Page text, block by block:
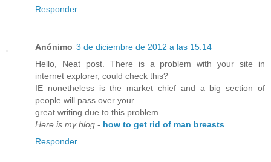
Responder
Anónimo 3 de diciembre de 2012 a las 15:14
Hello, Neat post. There is a problem with your site in
internet explorer, could check this?
IE nonetheless is the market chief and a big section of
people will pass over your
great writing due to this problem.
Here is my blog - how to get rid of man breasts
Responder